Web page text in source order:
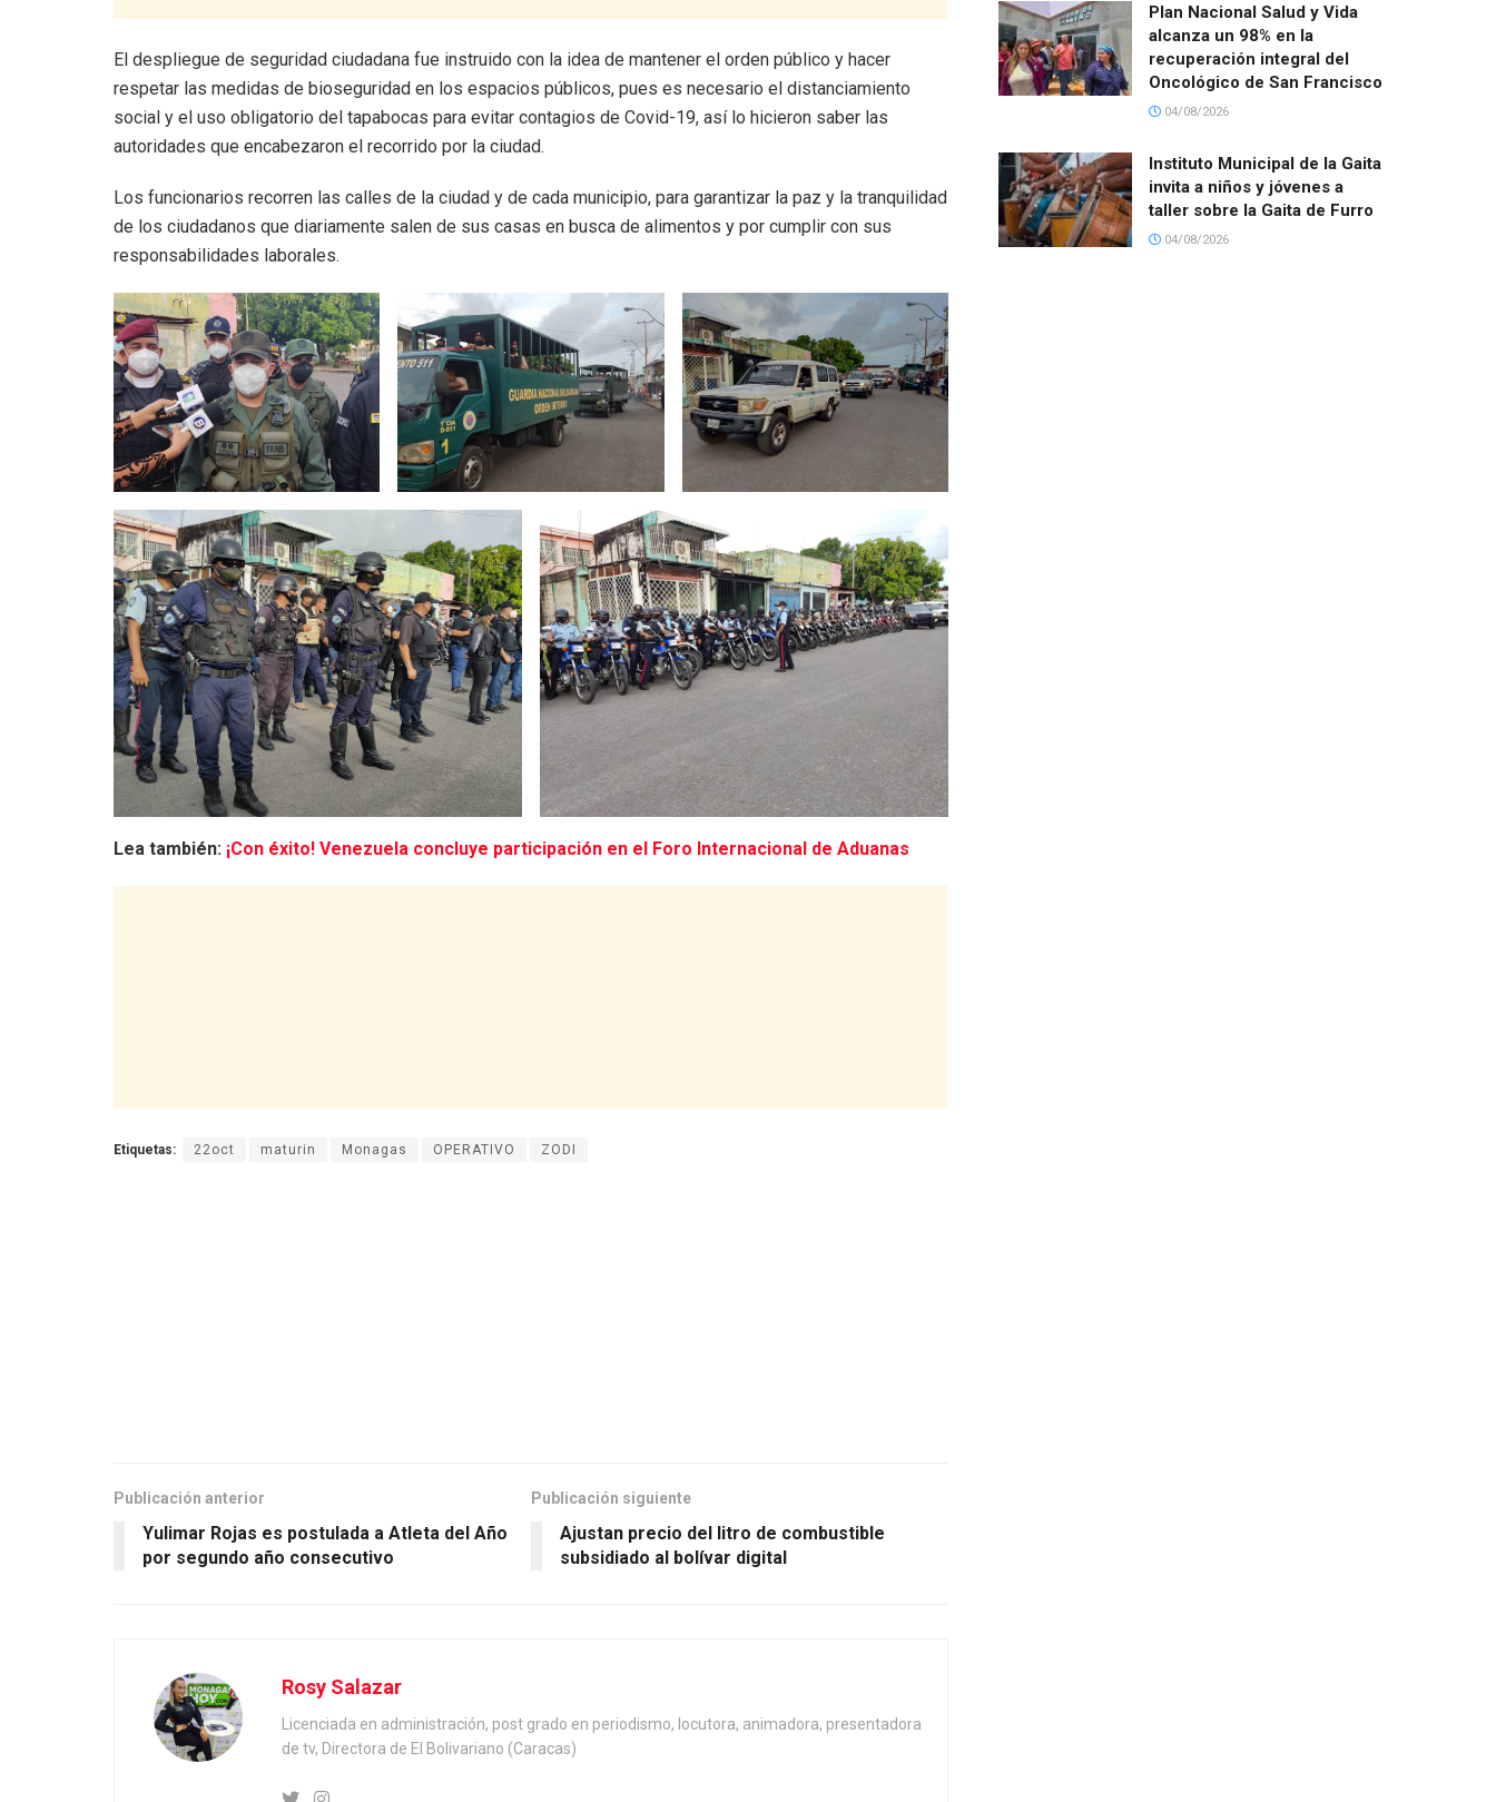
El despliegue de seguridad ciudadana fue instruido con la idea de mantener el orden público y hacer
respetar las medidas de bioseguridad en los espacios públicos, pues es necesario el distanciamiento
social y el uso obligatorio del tapabocas para evitar contagios de Covid-19, así lo hicieron saber las
autoridades que encabezaron el recorrido por la ciudad.
Los funcionarios recorren las calles de la ciudad y de cada municipio, para garantizar la paz y la tranquilidad
de los ciudadanos que diariamente salen de sus casas en busca de alimentos y por cumplir con sus
responsabilidades laborales.
Lea también: ¡Con éxito! Venezuela concluye participación en el Foro Internacional de Aduanas
Etiquetas: 22oct maturin Monagas OPERATIVO ZODI
Publicación anterior
Yulimar Rojas es postulada a Atleta del Año
por segundo año consecutivo
Publicación siguiente
Ajustan precio del litro de combustible
subsidiado al bolívar digital
Rosy Salazar
Licenciada en administración, post grado en periodismo, locutora, animadora, presentadora
de tv, Directora de El Bolivariano (Caracas)
Plan Nacional Salud y Vida
alcanza un 98% en la
recuperación integral del
Oncológico de San Francisco
04/08/2026
Instituto Municipal de la Gaita
invita a niños y jóvenes a
taller sobre la Gaita de Furro
04/08/2026